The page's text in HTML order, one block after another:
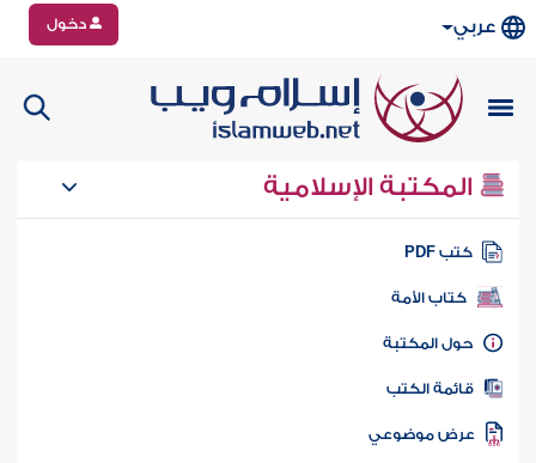
عربي دخول
المكتبة الإسلامية
كتب PDF
كتاب الأمة
المكتبة
الكتب